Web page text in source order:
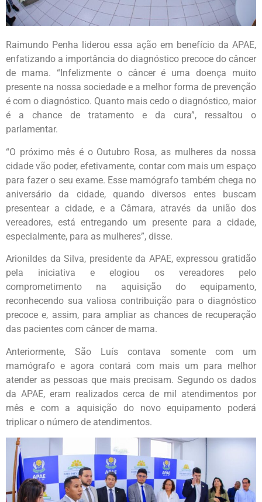
Raimundo Penha liderou essa ação em benefício da APAE,
enfatizando a importância do diagnóstico precoce do câncer
de mama. “Infelizmente o câncer é uma doença muito
presente na nossa sociedade e a melhor forma de prevenção
é com o diagnóstico. Quanto mais cedo o diagnóstico, maior
é a chance de tratamento e da cura”, ressaltou o
parlamentar.
“O próximo mês é o Outubro Rosa, as mulheres da nossa
cidade vão poder, efetivamente, contar com mais um espaço
para fazer o seu exame. Esse mamógrafo também chega no
aniversário da cidade, quando diversos entes buscam
presentear a cidade, e a Câmara, através da união dos
vereadores, está entregando um presente para a cidade,
especialmente, para as mulheres”, disse.
Arionildes da Silva, presidente da APAE, expressou gratidão
pela iniciativa e elogiou os vereadores pelo
comprometimento na aquisição do equipamento,
reconhecendo sua valiosa contribuição para o diagnóstico
precoce e, assim, para ampliar as chances de recuperação
das pacientes com câncer de mama.
Anteriormente, São Luís contava somente com um
mamógrafo e agora contará com mais um para melhor
atender as pessoas que mais precisam. Segundo os dados
da APAE, eram realizados cerca de mil atendimentos por
mês e com a aquisição do novo equipamento poderá
triplicar o número de atendimentos.